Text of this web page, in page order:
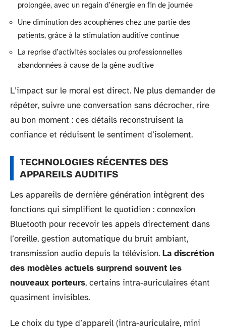
prolongée, avec un regain d’énergie en fin de journée
Une diminution des acouphènes chez une partie des
patients, grâce à la stimulation auditive continue
La reprise d’activités sociales ou professionnelles
abandonnées à cause de la gêne auditive
L’impact sur le moral est direct. Ne plus demander de
répéter, suivre une conversation sans décrocher, rire
au bon moment : ces détails reconstruisent la
confiance et réduisent le sentiment d’isolement.
TECHNOLOGIES RÉCENTES DES
APPAREILS AUDITIFS
Les appareils de dernière génération intègrent des
fonctions qui simplifient le quotidien : connexion
Bluetooth pour recevoir les appels directement dans
l’oreille, gestion automatique du bruit ambiant,
transmission audio depuis la télévision. La discrétion
des modèles actuels surprend souvent les
nouveaux porteurs, certains intra-auriculaires étant
quasiment invisibles.
Le choix du type d’appareil (intra-auriculaire, mini